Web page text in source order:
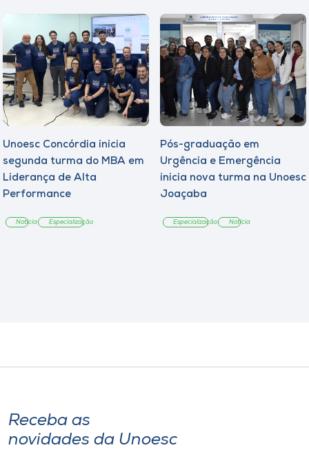
Unoesc Concórdia inicia
segunda turma do MBA em
Liderança de Alta
Performance
Notícia Especialização
Pós-graduação em
Urgência e Emergência
inicia nova turma na Unoesc
Joaçaba
Especialização Notícia
Receba as
novidades da Unoesc